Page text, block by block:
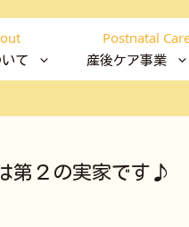
て
Postnatal
産後ケア事業
第２の実家です♪